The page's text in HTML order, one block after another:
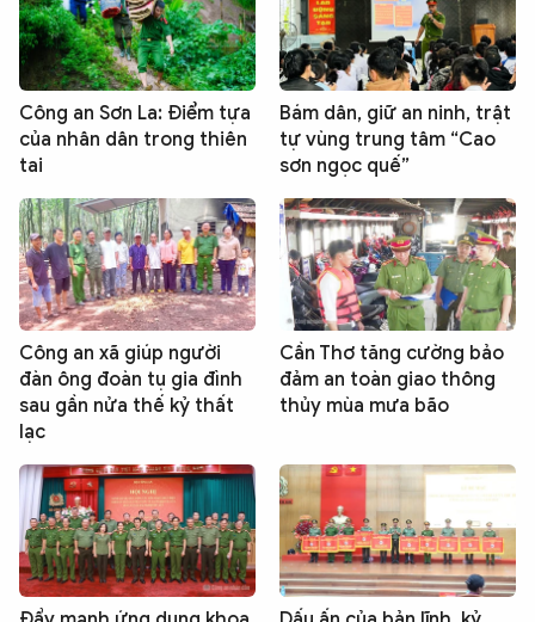
Công an Sơn La: Điểm tựa
của nhân dân trong thiên
tai
Bám dân, giữ an ninh, trật
tự vùng trung tâm “Cao
sơn ngọc quế”
Công an xã giúp người
đàn ông đoàn tụ gia đình
sau gần nửa thế kỷ thất
lạc
Cần Thơ tăng cường bảo
đảm an toàn giao thông
thủy mùa mưa bão